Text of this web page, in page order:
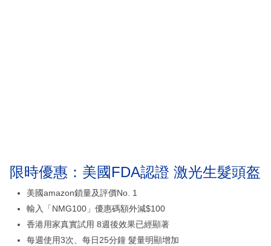
限時優惠：美國FDA認證 激光生髮頭盔
美國amazon鎖量及評價No. 1
輸入「NMG100」優惠碼額外減$100
香港用家真實試用 8週後效果已經顯著
每週使用3次、每日25分鐘 髮量明顯增加